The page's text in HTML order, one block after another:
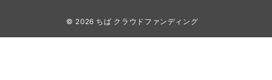
© 2026 ちば クラウドファンディング